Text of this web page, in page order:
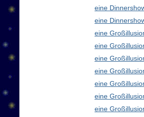
eine
eine
eine
eine
eine
eine
eine
eine
eine